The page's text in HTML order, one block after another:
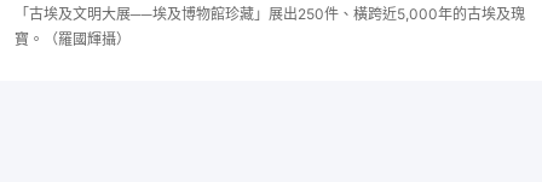
「古埃及文明大展──埃及博物館珍藏」展出250件、橫跨近5,000年的古埃及瑰
寶。（羅國輝攝）